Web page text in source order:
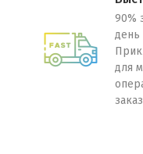
90%
день
для